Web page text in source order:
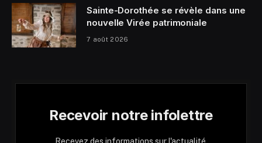
Sainte-Dorothée se révèle dans une
nouvelle Virée patrimoniale
7 août 2026
Recevoir notre infolettre
Recevez des informations sur l'actualité,